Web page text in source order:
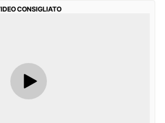
CONSIGLIATO